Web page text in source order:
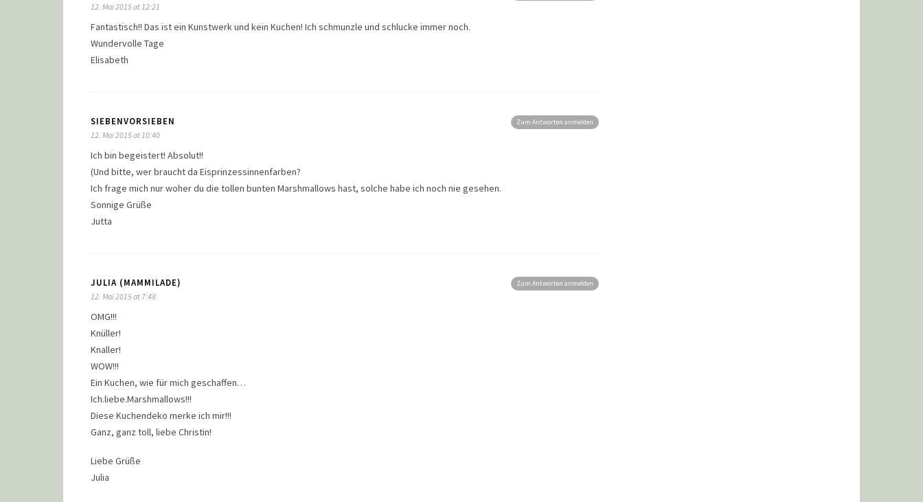
12. Mai 2015 at 12:21
Fantastisch!! Das ist ein Kunstwerk und kein Kuchen! Ich schmunzle und schlucke immer noch.
Wundervolle Tage
Elisabeth
Zum Antworten anmelden
SIEBENVORSIEBEN
12. Mai 2015 at 10:40
Ich bin begeistert! Absolut!!
(Und bitte, wer braucht da Eisprinzessinnenfarben?
Ich frage mich nur woher du die tollen bunten Marshmallows hast, solche habe ich noch nie gesehen.
Sonnige Grüße
Jutta
Zum Antworten anmelden
JULIA (MAMMILADE)
12. Mai 2015 at 7:48
OMG!!!
Knüller!
Knaller!
WOW!!!
Ein Kuchen, wie für mich geschaffen…
Ich.liebe.Marshmallows!!!
Diese Kuchendeko merke ich mir!!!
Ganz, ganz toll, liebe Christin!
Liebe Grüße
Julia